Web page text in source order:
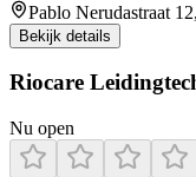
Pablo Nerudastraat
Bekijk details
Riocare
Nu open